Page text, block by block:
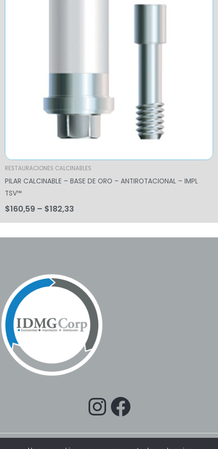
RESTAURACIONES CALCINABLES
PILAR CALCINABLE – BASE DE ORO – ANTIROTACIONAL – IMPL
TSV™
$160,59 – $182,33